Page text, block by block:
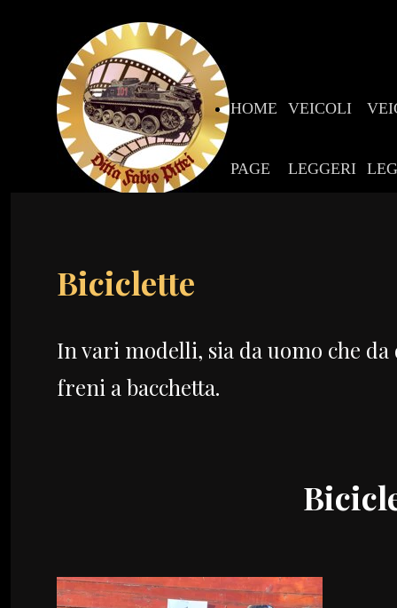
HOME
PAGE
VEICOLI
LEGGERI
Biciclette
In vari modelli, sia da uomo che
freni a bacchetta.